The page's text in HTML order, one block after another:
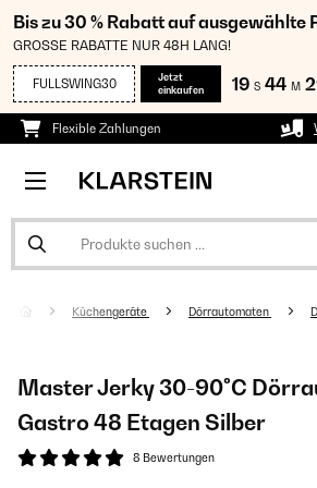
Bis zu 30 % Rabatt auf ausgewählte
GROSSE RABATTE NUR 48H LANG!
FULLSWING30
Jetzt
einkaufen
19 S 44 M
Flexible Zahlungen
Küchengeräte Dörrautomaten
Master Jerky 30-90°C
Gastro 48 Etagen Silber
8 Bewertungen